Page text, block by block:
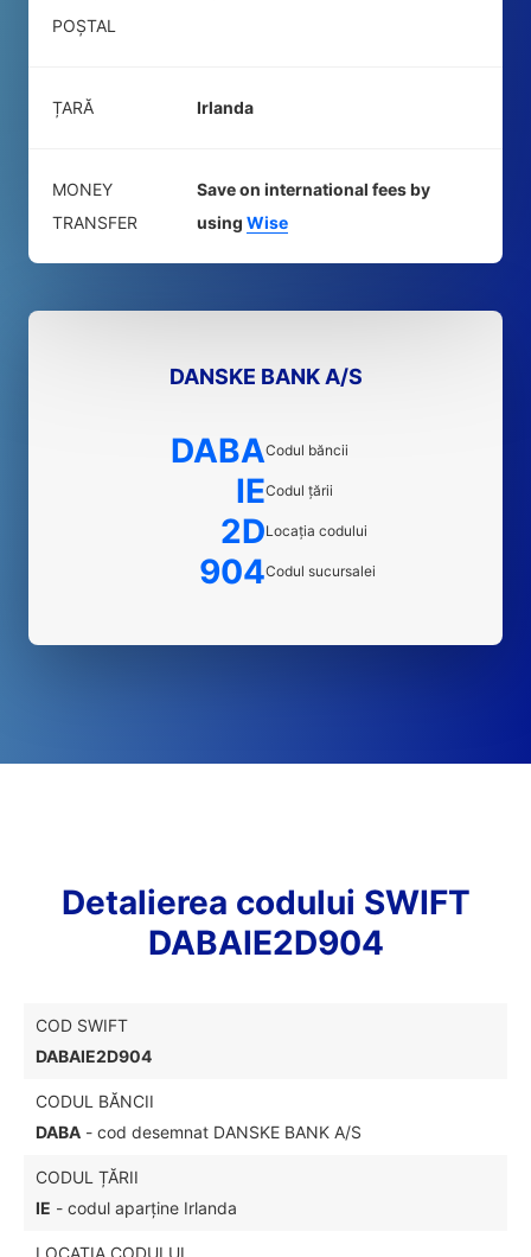
POŞTAL
ȚARĂ Irlanda
MONEY
TRANSFER
Save on international fees by
using Wise
DANSKE BANK A/S
DABACodul băncii
IECodul țării
2DLocația codului
904Codul sucursalei
Detalierea codului SWIFT
DABAIE2D904
COD SWIFT
DABAIE2D904
CODUL BĂNCII
DABA - cod desemnat DANSKE BANK A/S
CODUL ȚĂRII
IE - codul aparține Irlanda
LOCAȚIA CODULUI